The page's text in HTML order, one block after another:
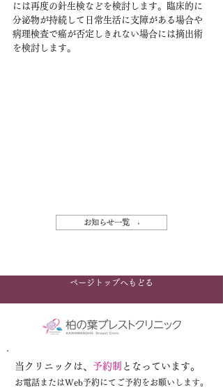
には再度の針生検などを検討します。臨床的に
分泌物が持続して日常生活に支障がある場合や
病理検査で癌が否定しきれない場合には摘出術
を検討します。
お知らせ一覧 ›
ページトップへもどる
当クリニックは、 予約制 となっています。
お電話またはWeb予約にてご予約をお願いします。